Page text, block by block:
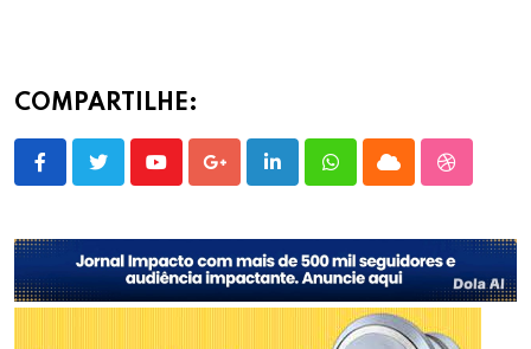
COMPARTILHE:
YoutubeGoogle+LinkedInWhatsappCloud